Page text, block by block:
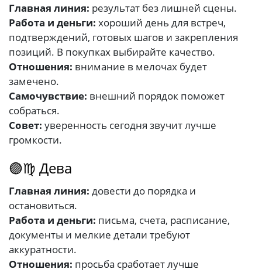
Главная линия: результат без лишней сцены.
Работа и деньги: хороший день для встреч,
подтверждений, готовых шагов и закрепления
позиций. В покупках выбирайте качество.
Отношения: внимание в мелочах будет
замечено.
Самочувствие: внешний порядок поможет
собраться.
Совет: уверенность сегодня звучит лучше
громкости.
🟣♍ Дева
Главная линия: довести до порядка и
остановиться.
Работа и деньги: письма, счета, расписание,
документы и мелкие детали требуют
аккуратности.
Отношения: просьба сработает лучше